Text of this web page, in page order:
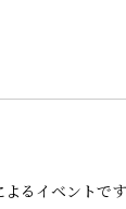
るイベントです